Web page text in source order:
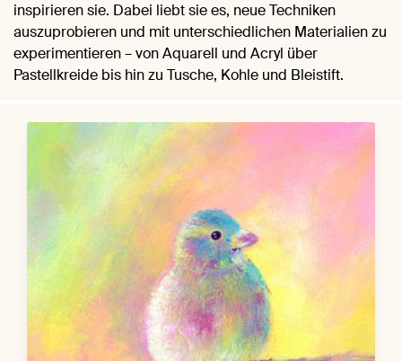
inspirieren sie. Dabei liebt sie es, neue Techniken
auszuprobieren und mit unterschiedlichen Materialien zu
experimentieren – von Aquarell und Acryl über
Pastellkreide bis hin zu Tusche, Kohle und Bleistift.